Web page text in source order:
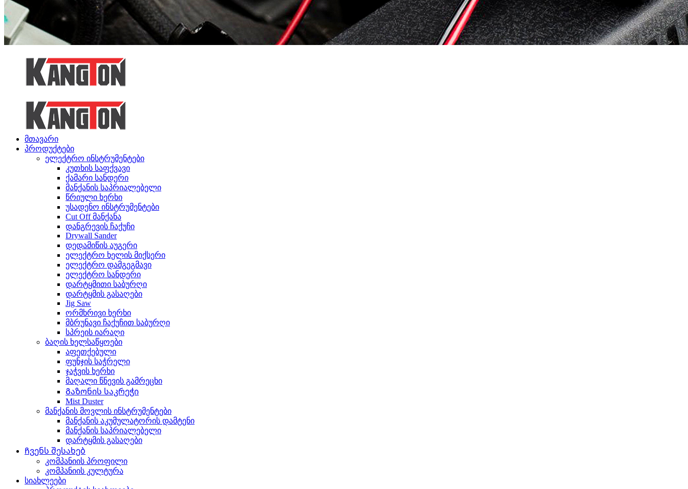
მთავარი
პროდუქტები
ელექტრო ინსტრუმენტები
კუთხის საფქვავი
ქამარი სანდერი
მანქანის საპრიალებელი
წრიული ხერხი
უსადენო ინსტრუმენტები
Cut Off მანქანა
დანგრევის ჩაქუჩი
Drywall Sander
დედამიწის აუგერი
ელექტრო ხელის მიქსერი
ელექტრო დამგეგმავი
ელექტრო სანდერი
დარტყმითი საბურღი
დარტყმის გასაღები
Jig Saw
ორმხრივი ხერხი
მბრუნავი ჩაქუჩით საბურღი
სპრეის იარაღი
ბაღის ხელსაწყოები
აფეთქებული
ფუნჯის საჭრელი
ჯაჭვის ხერხი
მაღალი წნევის გამრეცხი
Გაზონის საკრეჭი
Mist Duster
მანქანის მოვლის ინსტრუმენტები
მანქანის აკუმულატორის დამტენი
მანქანის საპრიალებელი
დარტყმის გასაღები
Ჩვენს შესახებ
კომპანიის პროფილი
კომპანიის კულტურა
სიახლეები